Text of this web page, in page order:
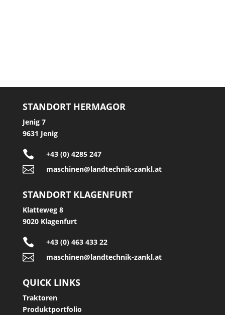
STANDORT HERMAGOR
Jenig 7
9631 Jenig
 +43 (0) 4285 247
 maschinen@landtechnik-zankl.at
STANDORT KLAGENFURT
Klatteweg 8
9020 Klagenfurt
 +43 (0) 463 433 22
 maschinen@landtechnik-zankl.at
QUICK LINKS
Traktoren
Produktportfolio